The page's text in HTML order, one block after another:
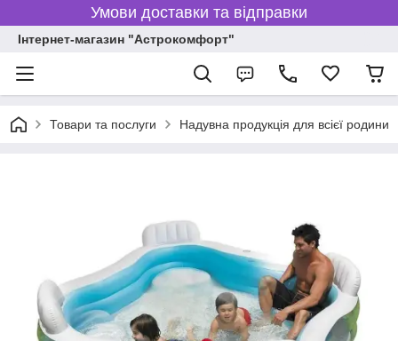
Умови доставки та відправки
Інтернет-магазин "Астрокомфорт"
Товари та послуги Надувна продукція для всієї родини